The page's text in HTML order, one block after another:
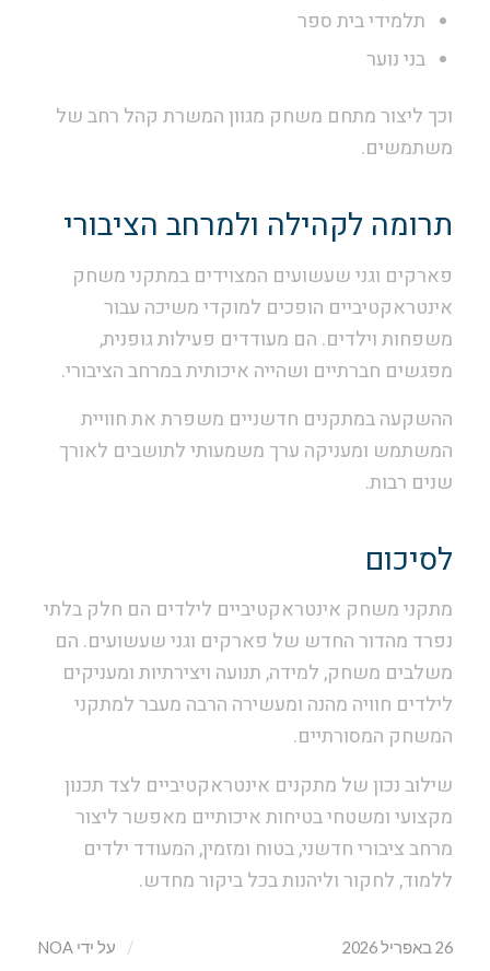
תלמידי בית ספר
בני נוער
וכך ליצור מתחם משחק מגוון המשרת קהל רחב של
משתמשים.
תרומה לקהילה ולמרחב הציבורי
פארקים וגני שעשועים המצוידים במתקני משחק
אינטראקטיביים הופכים למוקדי משיכה עבור
משפחות וילדים. הם מעודדים פעילות גופנית,
מפגשים חברתיים ושהייה איכותית במרחב הציבורי.
ההשקעה במתקנים חדשניים משפרת את חוויית
המשתמש ומעניקה ערך משמעותי לתושבים לאורך
שנים רבות.
לסיכום
מתקני משחק אינטראקטיביים לילדים הם חלק בלתי
נפרד מהדור החדש של פארקים וגני שעשועים. הם
משלבים משחק, למידה, תנועה ויצירתיות ומעניקים
לילדים חוויה מהנה ומעשירה הרבה מעבר למתקני
המשחק המסורתיים.
שילוב נכון של מתקנים אינטראקטיביים לצד תכנון
מקצועי ומשטחי בטיחות איכותיים מאפשר ליצור
מרחב ציבורי חדשני, בטוח ומזמין, המעודד ילדים
ללמוד, לחקור וליהנות בכל ביקור מחדש.
26 באפריל 2026 / על ידיNOA